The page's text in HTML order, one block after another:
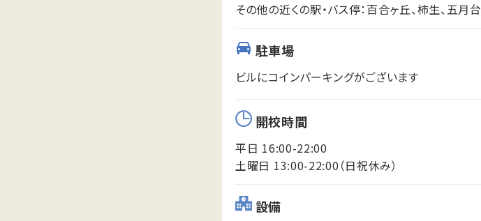
その他の近くの駅・バス停：百合ヶ丘、柿生、五月台
駐車場
ビルにコインパーキングがございます
開校時間
平日 16:00-22:00
土曜日 13:00-22:00（日祝休み）
設備